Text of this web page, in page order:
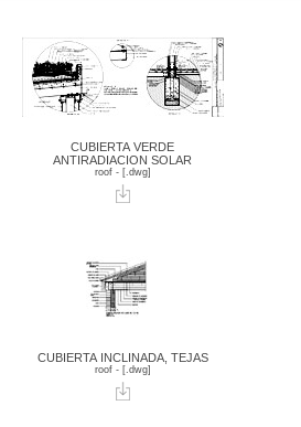
CUBIERTA VERDE
ANTIRADIACION SOLAR
roof - [.dwg]
CUBIERTA INCLINADA, TEJAS
roof - [.dwg]